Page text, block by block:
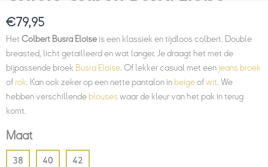
€79,95
Het Colbert Busra Eloiseis een klassiek en tijdloos colbert. Double
breasted, licht getailleerd en wat langer. Je draagt het met de
bijpassende broek Busra Eloise . Of lekker casual met een jeans broek
of rok . Kan ook zeker op een nette pantalon in beigeofwit . We
hebben verschillende blouseswaar de kleur van het pak in terug
komt.
Maat
38 40 42